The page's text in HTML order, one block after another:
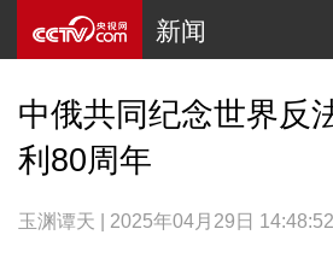
新闻
中俄共同纪念世界反
利80周年
玉渊谭天 | 2025年04月29日 14:48:52